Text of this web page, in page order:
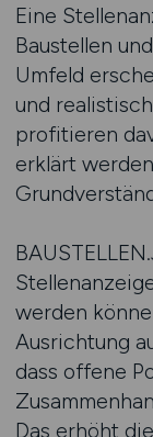
Eine
Baustellen
Umfeld
und
profitieren
erklärt
werden
Ausrichtung
dass offene
Das erhöht